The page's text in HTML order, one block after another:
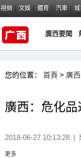
視頻 文娛 體育 汽車
廣西要聞
您的位置： 首頁 > 廣
廣西：危化
2018-06-27 10:13:28 |
更多